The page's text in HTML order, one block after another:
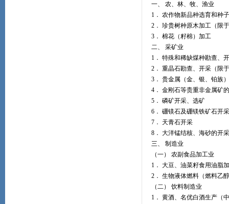
一、 农、林、牧、渔业
1． 农作物新品种选育和种
2． 珍贵树种原木加工（限
3． 棉花（籽棉）加工
二、 采矿业
1． 特殊和稀缺煤种勘查、
2． 重晶石勘查、开采（限
3． 贵金属（金、银、铂族
4． 金刚石等贵重非金属矿
5． 磷矿开采、选矿
6． 硼镁石及硼镁铁矿石开采
7． 天青石开采
8． 大洋锰结核、海砂的开
三、 制造业
（一） 农副食品加工业
1． 大豆、油菜籽食用油脂
2． 生物液体燃料（燃料乙
（二） 饮料制造业
1． 黄酒、名优白酒生产（